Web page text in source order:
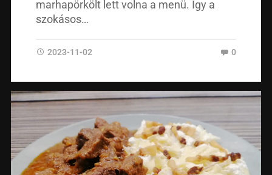
marhapörkölt lett volna a menü. Így a
szokásos…
2023-11-02 0